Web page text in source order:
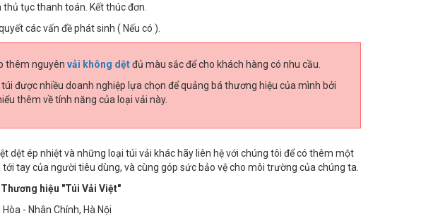
tục thanh toán. Kết thúc đơn.
các vấn đề phát sinh ( Nếu có ).
thêm nguyên vải không dệtđủ màu sắc để cho khách hàng có nhu cầu.
được nhiều doanh nghiệp lựa chọn để quảng bá thương hiệu của mình bởi
thêm về tính năng của loại vải này.
dệt ép nhiệt và những loại túi vải khác hãy liên hệ với chúng tôi để có thêm một
tay của người tiêu dùng, và cùng góp sức bảo vệ cho môi trường của chúng ta.
Thương hiệu "Túi Vải Việt"
- Nhân Chính, Hà Nội